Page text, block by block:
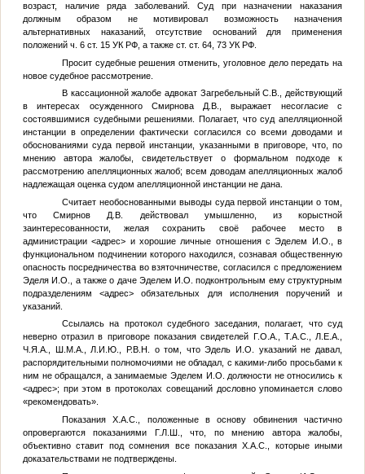
возраст, наличие ряда заболеваний. Суд при назначении наказания
должным образом не мотивировал возможность назначения
альтернативных наказаний, отсутствие оснований для применения
положений ч. 6 ст. 15 УК РФ, а также ст. ст. 64, 73 УК РФ.
Просит судебные решения отменить, уголовное дело передать на
новое судебное рассмотрение.
В кассационной жалобе адвокат Загребельный С.В., действующий
в интересах осужденного Смирнова Д.В., выражает несогласие с
состоявшимися судебными решениями. Полагает, что суд апелляционной
инстанции в определении фактически согласился со всеми доводами и
обоснованиями суда первой инстанции, указанными в приговоре, что, по
мнению автора жалобы, свидетельствует о формальном подходе к
рассмотрению апелляционных жалоб; всем доводам апелляционных жалоб
надлежащая оценка судом апелляционной инстанции не дана.
Считает необоснованными выводы суда первой инстанции о том,
что Смирнов Д.В. действовал умышленно, из корыстной
заинтересованности, желая сохранить своё рабочее место в
администрации<адрес> и хорошие личные отношения с Эделем И.О., в
функциональном подчинении которого находился, сознавая общественную
опасность посредничества во взяточничестве, согласился с предложением
Эделя И.О., а также о даче Эделем И.О. подконтрольным ему структурным
подразделениям<адрес> обязательных для исполнения поручений и
указаний.
Ссылаясь на протокол судебного заседания, полагает, что суд
неверно отразил в приговоре показания свидетелей
Г.О.А. Т.А.С. Л.Е.А.
Ч.Я.А.
Ш.М.А. Л.И.Ю. Р.В.Н.
о том, что Эдель И.О. указаний не давал,
распорядительными полномочиями не обладал, с какими-либо просьбами к
ним не обращался, а занимаемые Эделем И.О. должности не относились к
<адрес>; при этом в протоколах совещаний дословно упоминается слово
«рекомендовать».
ПоказанияХ.А.С.
, положенные в основу обвинения частично
опровергаются показаниями Г.Л.Ш.
, что, по мнению автора жалобы,
объективно ставит под сомнения все показанияХ.А.С.
, которые иными
доказательствами не подтверждены.